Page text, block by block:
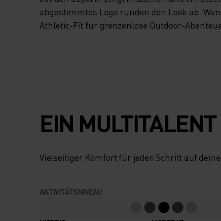
abgestimmtes Logo runden den Look ab.
Athletic-Fit für grenzenlose Outdoor-
EIN
Vielseitiger Komfort für jeden Schritt auf
AKTIVITÄTSNIVEAU